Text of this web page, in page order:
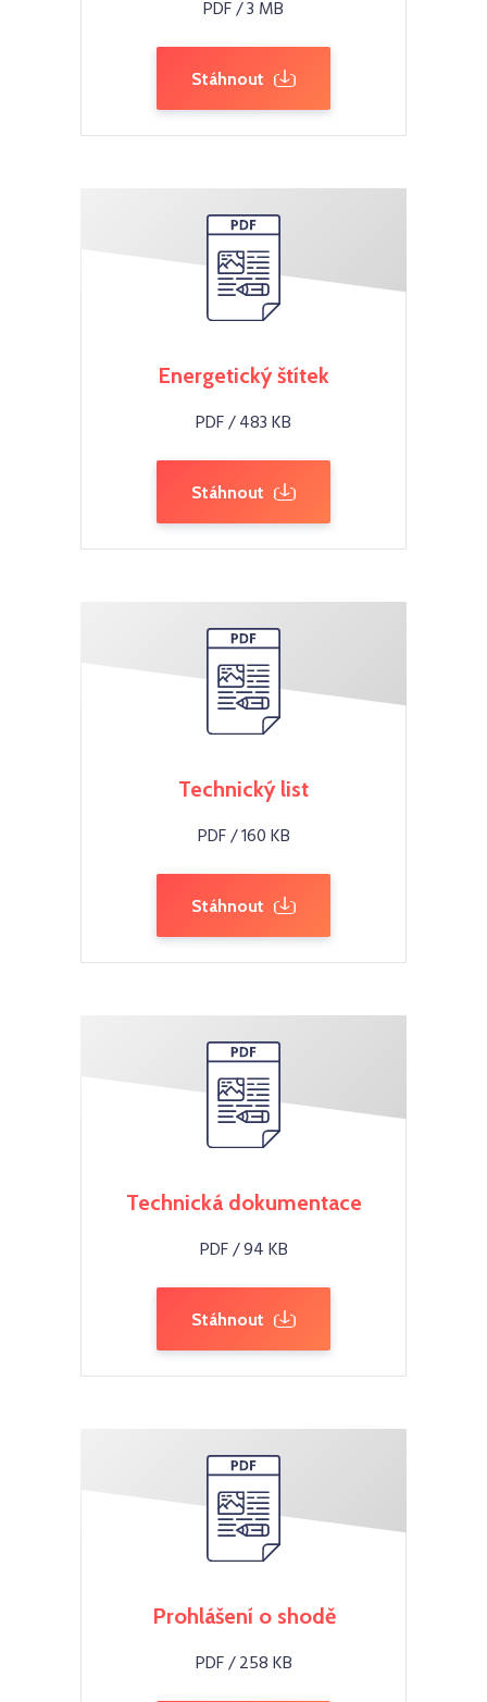
PDF / 3 MB
Stáhnout
Energetický štítek
PDF / 483 KB
Stáhnout
Technický list
PDF / 160 KB
Stáhnout
Technická dokumentace
PDF / 94 KB
Stáhnout
Prohlášení o shodě
PDF / 258 KB